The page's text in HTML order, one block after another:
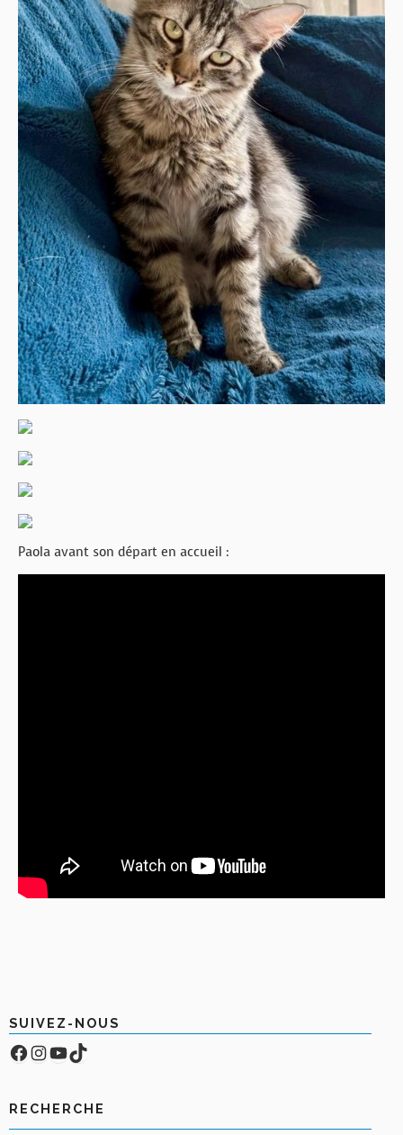
Paola avant son départ en accueil :
SUIVEZ-NOUS
Facebook
Compte Instagram
YouTube
TikTok
RECHERCHE